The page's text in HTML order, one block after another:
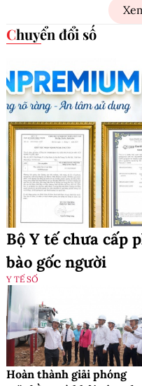
Chuyển đổi số
Bộ Y tế chưa cấp
bào gốc người
Y TẾ SỐ
Hoàn thành giải phóng